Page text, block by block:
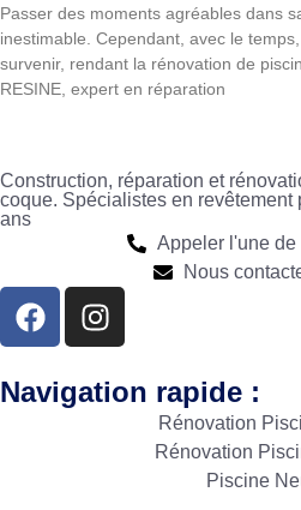
Passer des moments agréables dans
inestimable. Cependant, avec le
survenir, rendant la rénovation de
RESINE, expert en réparation
Construction, réparation et
coque. Spécialistes en
ans
Appeler l'une
Nous
Navigation rapide :
Rénovation
Rénovation
Piscine